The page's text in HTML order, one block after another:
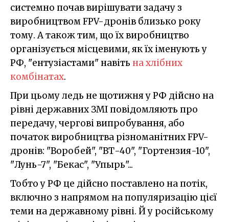
системно почав вирішувати задачу з
виробництвом FPV-дронів близько року
тому. А також тим, що їх виробництво
організується місцевими, як їх іменують у
РФ, "ентузіастами" навіть на хлібних
комбінатах.
При цьому ледь не щотижня у РФ дійсно на
рівні державних ЗМІ повідомляють про
передачу, чергові випробування, або
початок виробництва різноманітних FPV-
дронів: "Воробей", "ВТ-40", "Гортензия-10",
"Лунь-7", "Бекас", "Упырь"...
Тобто у РФ це дійсно поставлено на потік,
включно з напрямом на популяризацію цієї
теми на державному рівні. Й у російському